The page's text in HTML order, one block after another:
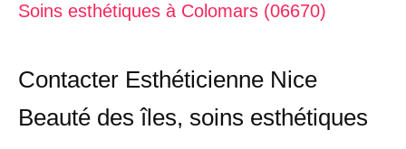
Soins esthétiques à Colomars (06670)
Contacter Esthéticienne Nice
Beauté des îles, soins esthétiques